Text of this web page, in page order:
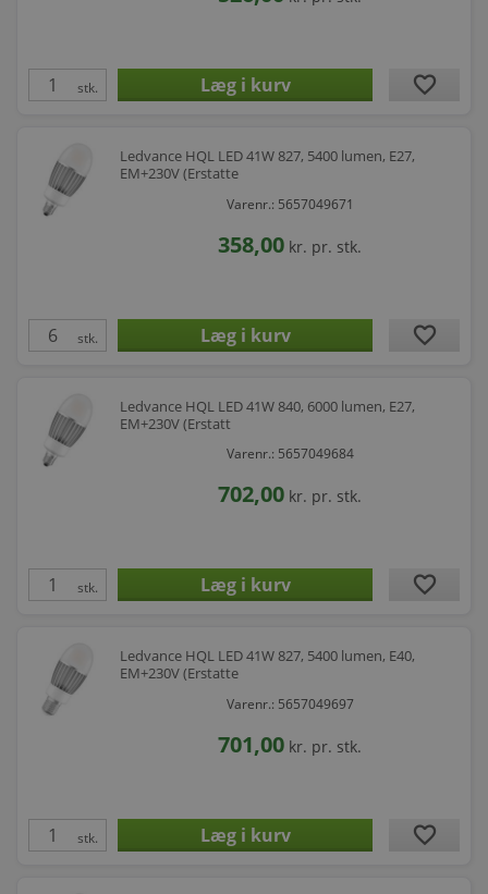
stk. favorite
Ledvance HQL LED 41W 827, 5400 lumen, E27,
EM+230V (Erstatte
Varenr.: 5657049671
358,00 kr. pr. stk.
stk. favorite
Ledvance HQL LED 41W 840, 6000 lumen, E27,
EM+230V (Erstatt
Varenr.: 5657049684
702,00 kr. pr. stk.
stk. favorite
Ledvance HQL LED 41W 827, 5400 lumen, E40,
EM+230V (Erstatte
Varenr.: 5657049697
701,00 kr. pr. stk.
stk. favorite